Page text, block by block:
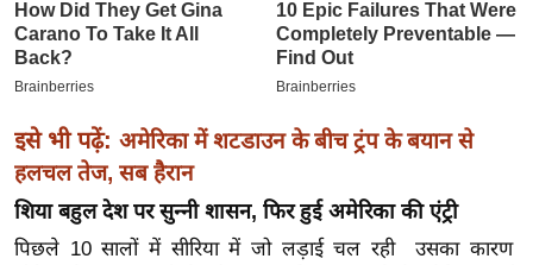
बे
मि
सा
श
ख्सि
य
त
इसे भी पढ़ें: अमेरिका में शटडाउन के बीच ट्रंप के बयान से
हलचल तेज, सब हैरान
शिया बहुल देश पर सुन्नी शासन, फिर हुई अमेरिका की एंट्री
पिछले 10 सालों में सीरिया में जो लड़ाई चल रही उसका कारण